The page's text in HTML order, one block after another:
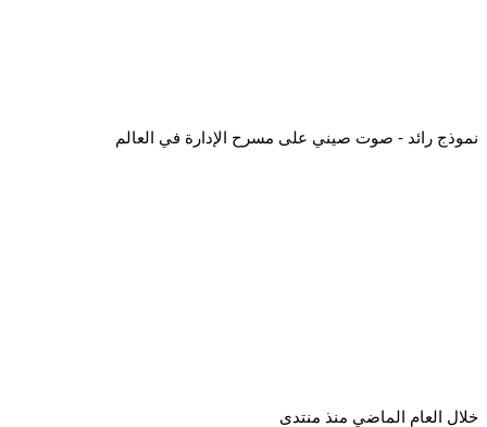
نموذج رائد - صوت صيني على مسرح الإدارة في العالم
خلال العام الماضي منذ منتدى